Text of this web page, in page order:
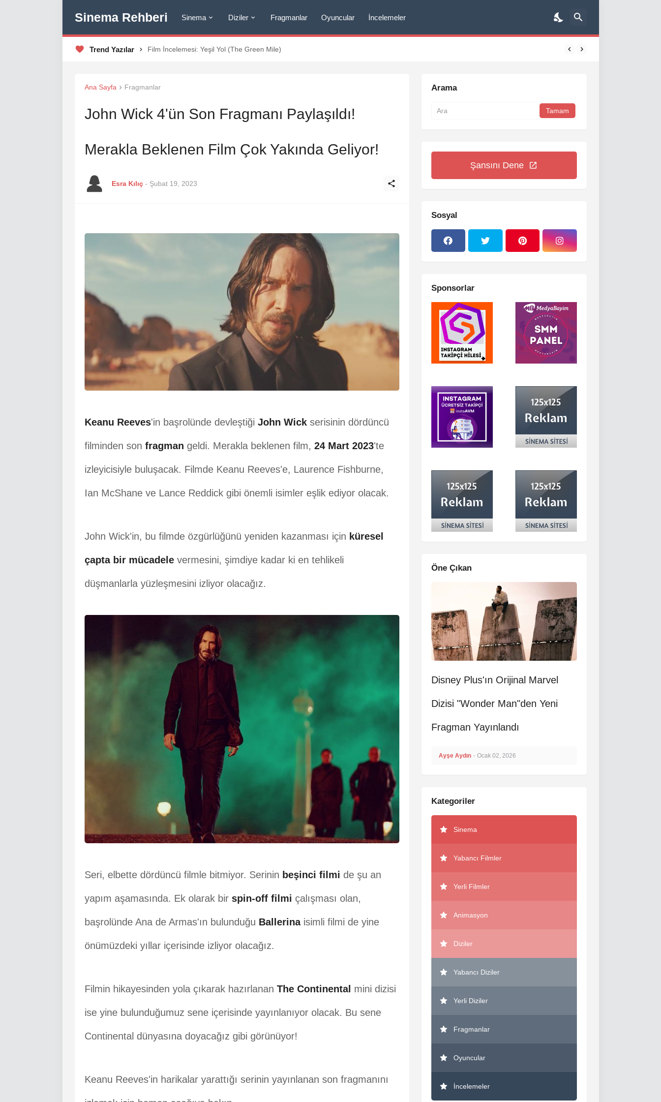
Sinema Rehberi Sinema Diziler Fragmanlar Oyuncular İncelemeler
Trend Yazılar Film İncelemesi: Yeşil Yol (The Green Mile)
Ana Sayfa Fragmanlar
John Wick 4'ün Son Fragmanı Paylaşıldı!
Merakla Beklenen Film Çok Yakında Geliyor!
Esra Kılıç - Şubat 19, 2023
Keanu Reeves'in başrolünde devleştiği John Wickserisinin dördüncü
filminden son fragman geldi. Merakla beklenen film, 24 Mart 2023'te
izleyicisiyle buluşacak. Filmde Keanu Reeves'e, Laurence Fishburne,
Ian McShane ve Lance Reddick gibi önemli isimler eşlik ediyor olacak.
John Wick'in, bu filmde özgürlüğünü yeniden kazanması için küresel
çapta bir mücadelevermesini, şimdiye kadar ki en tehlikeli
düşmanlarla yüzleşmesini izliyor olacağız.
Seri, elbette dördüncü filmle bitmiyor. Serinin beşinci filmi de şu an
yapım aşamasında. Ek olarak bir spin-off filmi çalışması olan,
başrolünde Ana de Armas'ın bulunduğu Ballerina isimli filmi de yine
önümüzdeki yıllar içerisinde izliyor olacağız.
Filmin hikayesinden yola çıkarak hazırlanan The Continental mini dizisi
ise yine bulunduğumuz sene içerisinde yayınlanıyor olacak. Bu sene
Continental dünyasına doyacağız gibi görünüyor!
Keanu Reeves'in harikalar yarattığı serinin yayınlanan son fragmanını
Arama
Şansını Dene
Sosyal
Sponsorlar
Öne Çıkan
Disney Plus'ın Orijinal Marvel
Dizisi "Wonder Man"den Yeni
Fragman Yayınlandı
Ayşe Aydın - Ocak 02, 2026
Kategoriler
Sinema
Yabancı Filmler
Yerli Filmler
Animasyon
Diziler
Yabancı Diziler
Yerli Diziler
Fragmanlar
Oyuncular
İncelemeler